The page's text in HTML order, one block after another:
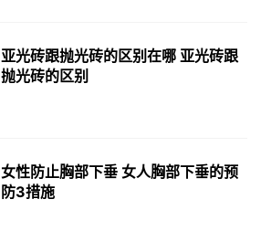
亚光砖跟抛光砖的区别在哪 亚光砖跟
抛光砖的区别
女性防止胸部下垂 女人胸部下垂的预
防3措施